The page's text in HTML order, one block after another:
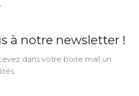
à notre newsletter !
dans votre boite mail un